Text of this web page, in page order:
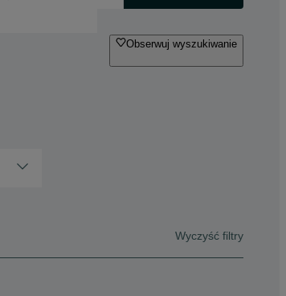
Obserwuj wyszukiwanie
Wyczyść filtry